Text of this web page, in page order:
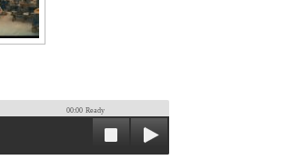
00:00 Ready